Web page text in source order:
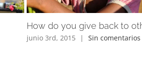
How do you give back to
junio 3rd, 2015 | Sin comentarios